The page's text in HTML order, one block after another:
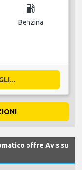
local_gas_station
Benzina
offre Avis su